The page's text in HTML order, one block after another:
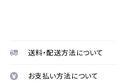
送料・配送方法について
お支払い方法について